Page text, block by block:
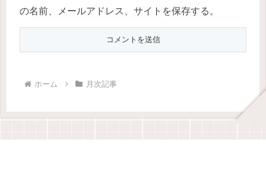
の名前、メールアドレス、サイトを保存する。
ホーム 月次記事